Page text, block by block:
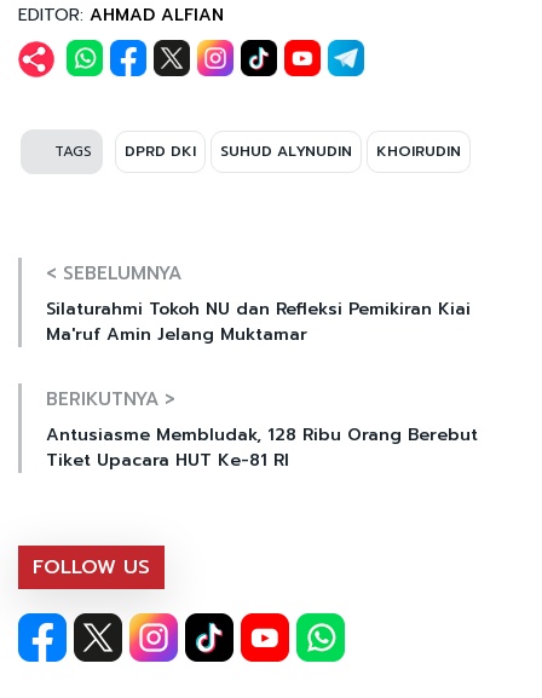
EDITOR: AHMAD ALFIAN
TAGS DPRD DKI SUHUD ALYNUDIN KHOIRUDIN
< SEBELUMNYA
Silaturahmi Tokoh NU dan Refleksi Pemikiran Kiai
Ma'ruf Amin Jelang Muktamar
BERIKUTNYA >
Antusiasme Membludak, 128 Ribu Orang Berebut
Tiket Upacara HUT Ke-81 RI
FOLLOW US